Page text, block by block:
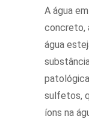
A água
concreto,
água
sulfetos,
íons na